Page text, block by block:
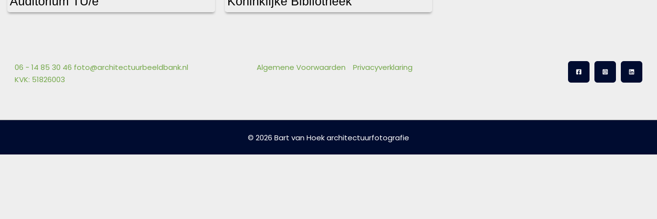
06 - 14 85 30 46 foto@architectuurbeeldbank.nl
KVK: 51826003
Algemene Voorwaarden Privacyverklaring
© 2026 Bart van Hoek architectuurfotografie